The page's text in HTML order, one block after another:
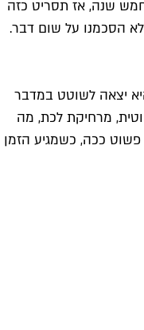
שנה, אז תסריט כזה
הסכמנו על שום דבר.
יצאה לשוטט במדבר
מרחיקת לכת, מה
פשוט ככה, כשמגיע הזמן